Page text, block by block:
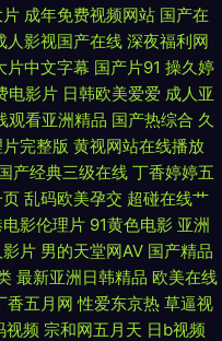
级三 95国产高清自拍 日本少妇
成人AV四虎在线精品 三级AVV
乳做爰视频 在线成人伊人就去
传媒公司 国产精品宾馆精品酒
黑人人妖自慰 亚洲国产艹艹网
青 91爱看片 国产Av级福利 色悠
成年免费视频网站 国产在
人影视国产在线 深夜福利网
片中文字幕 国产片91 操久婷
电影片 日韩欧美爱爱 成人亚
观看亚洲精品 国产热综合 久
完整版 黄视网站在线播放
产经典三级在线 丁香婷婷五
乱码欧美孕交 超碰在线艹
影伦理片 91黄色电影 亚洲
影片 男的天堂网AV 国产精品
最新亚洲日韩精品 欧美在线
香五月网 性爱东京热 草逼视
视频 宗和网五月天 日b视频